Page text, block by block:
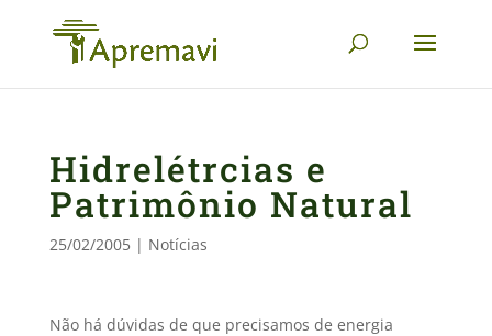
Hidrelétrcias e
Patrimônio Natural
25/02/2005| Notícias
Não há dúvidas de que precisamos de energia